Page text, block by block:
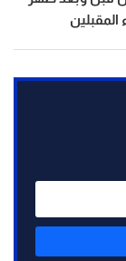
المقبلين